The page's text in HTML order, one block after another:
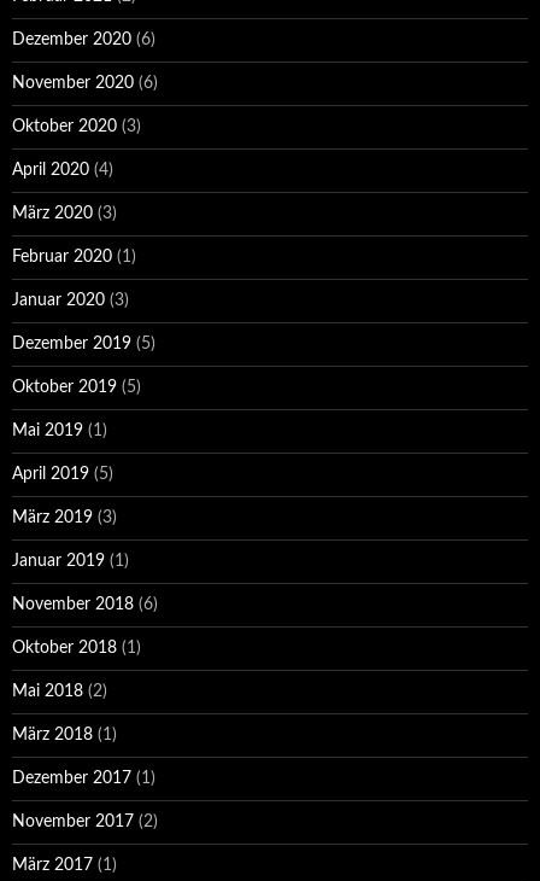
Dezember 2020 (6)
November 2020 (6)
Oktober 2020 (3)
April 2020 (4)
März 2020 (3)
Februar 2020 (1)
Januar 2020 (3)
Dezember 2019 (5)
Oktober 2019 (5)
Mai 2019 (1)
April 2019 (5)
März 2019 (3)
Januar 2019 (1)
November 2018 (6)
Oktober 2018 (1)
Mai 2018 (2)
März 2018 (1)
Dezember 2017 (1)
November 2017 (2)
März 2017 (1)